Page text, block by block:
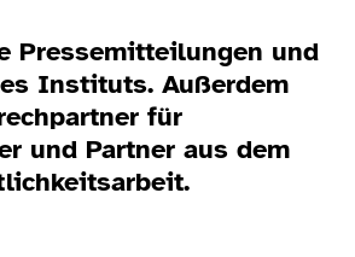
Pressemitteilungen und
Instituts. Außerdem
für
und Partner aus dem